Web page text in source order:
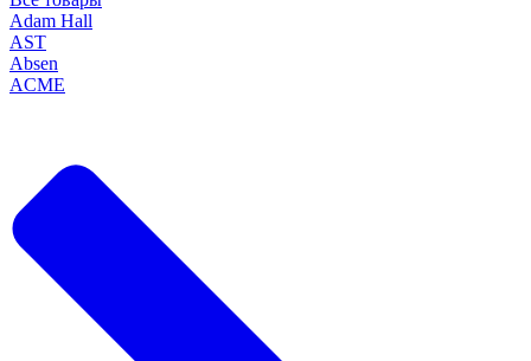
Adam Hall
AST
Absen
ACME